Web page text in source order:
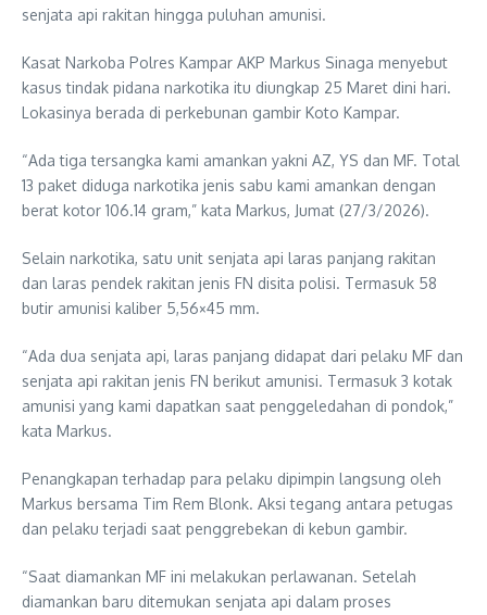
senjata api rakitan hingga puluhan amunisi.
Kasat Narkoba Polres Kampar AKP Markus Sinaga menyebut
kasus tindak pidana narkotika itu diungkap 25 Maret dini hari.
Lokasinya berada di perkebunan gambir Koto Kampar.
“Ada tiga tersangka kami amankan yakni AZ, YS dan MF. Total
13 paket diduga narkotika jenis sabu kami amankan dengan
berat kotor 106.14 gram,” kata Markus, Jumat (27/3/2026).
Selain narkotika, satu unit senjata api laras panjang rakitan
dan laras pendek rakitan jenis FN disita polisi. Termasuk 58
butir amunisi kaliber 5,56×45 mm.
“Ada dua senjata api, laras panjang didapat dari pelaku MF dan
senjata api rakitan jenis FN berikut amunisi. Termasuk 3 kotak
amunisi yang kami dapatkan saat penggeledahan di pondok,”
kata Markus.
Penangkapan terhadap para pelaku dipimpin langsung oleh
Markus bersama Tim Rem Blonk. Aksi tegang antara petugas
dan pelaku terjadi saat penggrebekan di kebun gambir.
“Saat diamankan MF ini melakukan perlawanan. Setelah
diamankan baru ditemukan senjata api dalam proses